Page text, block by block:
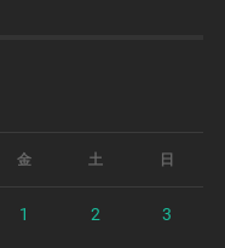
金 土 日
1 2 3